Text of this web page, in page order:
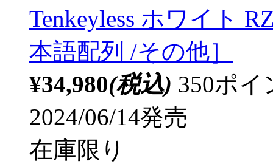
Tenkeyless ホワイト
本語配列 /その他］
¥34,980(税込) 350ポ
2024/06/14発売
在庫限り